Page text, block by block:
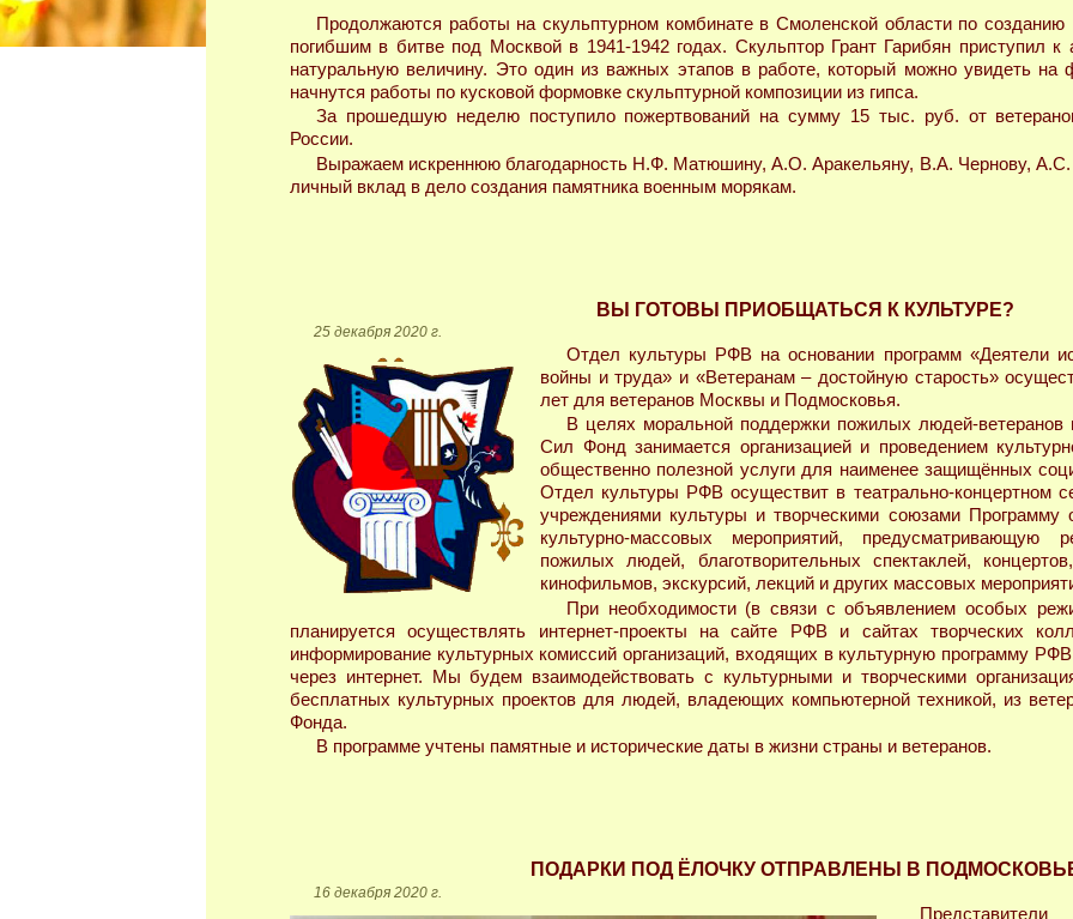
Продолжаются работы на скульптурном комбинате в Смоленской области по
погибшим в битве под Москвой в 1941-1942 годах. Скульптор Грант Гарибян приступил к
натуральную величину. Это один из важных этапов в работе, который можно увидеть на
начнутся работы по кусковой формовке скульптурной композиции из гипса.
За прошедшую неделю поступило пожертвований на сумму 15 тыс. руб. от
России.
Выражаем искреннюю благодарность Н.Ф. Матюшину, А.О. Аракельяну, В.А. Чернову, А.С.
личный вклад в дело создания памятника военным морякам.
ВЫ ГОТОВЫ ПРИОБЩАТЬСЯ К КУЛЬТУРЕ?
25 декабря 2020 г.
Отдел культуры РФВ на основании программ «Деятели
войны и труда» и «Ветеранам – достойную старость»
лет для ветеранов Москвы и Подмосковья.
В целях моральной поддержки пожилых людей-
Сил Фонд занимается организацией и проведением
общественно полезной услуги для наименее защищённых
Отдел культуры РФВ осуществит в театрально-концертном
учреждениями культуры и творческими союзами Программу
культурно-массовых мероприятий, предусматривающую
пожилых людей, благотворительных спектаклей,
кинофильмов, экскурсий, лекций и других массовых
При необходимости (в связи с объявлением особых
планируется осуществлять интернет-проекты на сайте РФВ и сайтах творческих
информирование культурных комиссий организаций, входящих в культурную программу
через интернет. Мы будем взаимодействовать с культурными и творческими
бесплатных культурных проектов для людей, владеющих компьютерной техникой, из
Фонда.
В программе учтены памятные и исторические даты в жизни страны и ветеранов.
ПОДАРКИ ПОД ЁЛОЧКУ ОТПРАВЛЕНЫ В
16 декабря 2020 г.